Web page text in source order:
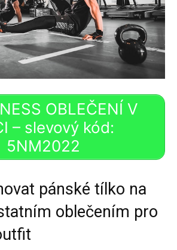
OBLEČENÍ V
– slevový kód:
5NM2022
pánské tílko na
oblečením pro